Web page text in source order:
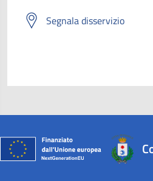
Segnala disservizio